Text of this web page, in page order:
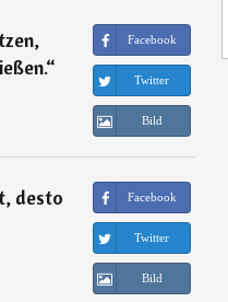
“
Facebook
Twitter
Bild
desto
Facebook
Twitter
Bild